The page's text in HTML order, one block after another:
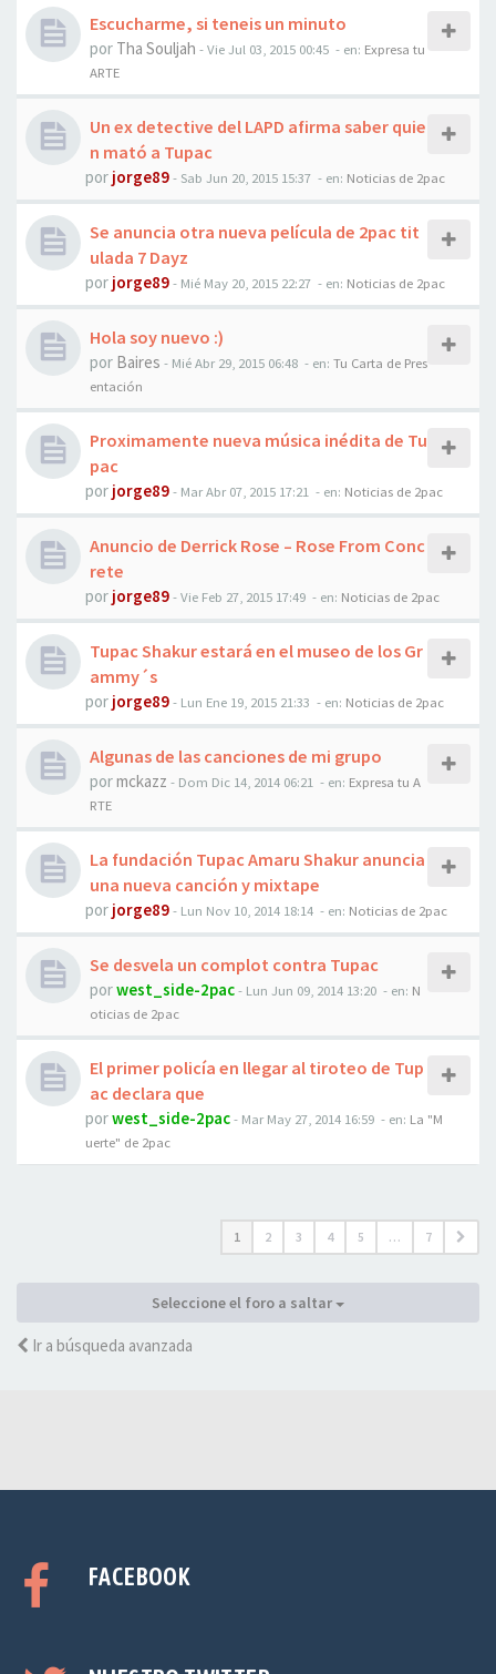
Escucharme, si teneis un minuto
por Tha Souljah -Vie Jul 03, 2015 00:45 - en: Expresa tu
ARTE
Un ex detective del LAPD afirma saber quie
n mató a Tupac
por jorge89- Sab Jun 20, 2015 15:37 - en: Noticias de 2pac
Se anuncia otra nueva película de 2pac tit
ulada 7 Dayz
por jorge89- Mié May 20, 2015 22:27 - en: Noticias de 2pac
Hola soy nuevo :)
por Baires - Mié Abr 29, 2015 06:48 - en: Tu Carta de Pres
entación
Proximamente nueva música inédita de Tu
pac
por jorge89- Mar Abr 07, 2015 17:21 - en: Noticias de 2pac
Anuncio de Derrick Rose – Rose From Conc
rete
por jorge89-Vie Feb 27, 2015 17:49 - en: Noticias de 2pac
Tupac Shakur estará en el museo de los Gr
ammy´s
por jorge89- Lun Ene 19, 2015 21:33 - en: Noticias de 2pac
Algunas de las canciones de mi grupo
pormckazz - Dom Dic 14, 2014 06:21 - en: Expresa tu A
RTE
La fundación Tupac Amaru Shakur anuncia
una nueva canción y mixtape
por jorge89- Lun Nov 10, 2014 18:14 - en: Noticias de 2pac
Se desvela un complot contra Tupac
porwest_side-2pac- Lun Jun 09, 2014 13:20 - en: N
oticias de 2pac
El primer policía en llegar al tiroteo de Tup
ac declara que
porwest_side-2pac- Mar May 27, 2014 16:59 - en: La "M
uerte" de 2pac
1 2 3 4 5 … 7
Seleccione el foro a saltar
Ir a búsqueda avanzada
FACEBOOK